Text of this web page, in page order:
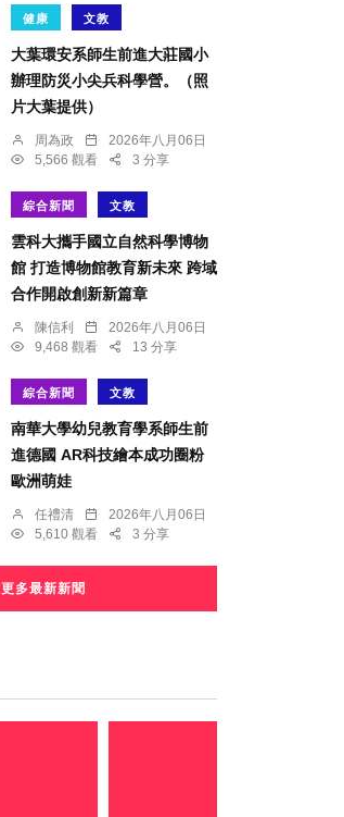
健康 文教
大葉環安系師生前進大莊國小
辦理防災小尖兵科學營。（照
片大葉提供）
周為政
2026年八月06日
5,566 觀看
3 分享
綜合新聞 文教
雲科大攜手國立自然科學博物
館 打造博物館教育新未來 跨域
合作開啟創新新篇章
陳信利
2026年八月06日
9,468 觀看
13 分享
綜合新聞 文教
南華大學幼兒教育學系師生前
進德國 AR科技繪本成功圈粉
歐洲萌娃
任禮清
2026年八月06日
5,610 觀看
3 分享
更多最新新聞